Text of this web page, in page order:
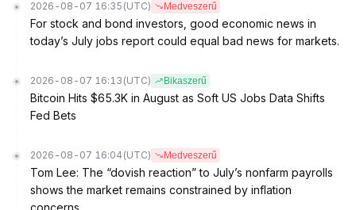
2026-08-07 16:35 (UTC) Medveszerű
For stock and bond investors, good economic news in
today’s July jobs report could equal bad news for markets.
2026-08-07 16:13 (UTC) Bikaszerű
Bitcoin Hits $65.3K in August as Soft US Jobs Data Shifts
Fed Bets
2026-08-07 16:04 (UTC) Medveszerű
Tom Lee: The “dovish reaction” to July’s nonfarm payrolls
shows the market remains constrained by inflation
concerns